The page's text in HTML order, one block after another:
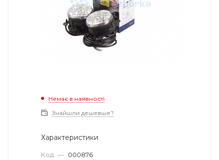
Немає в наявності
Знайшли дешевше?
Характеристики
Код — 000876